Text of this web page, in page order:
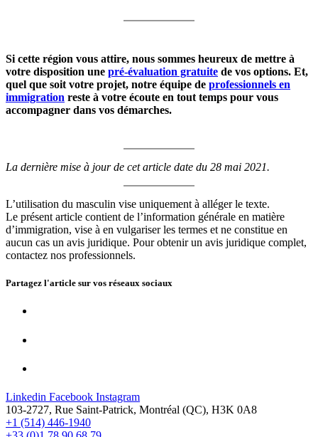
Si cette région vous attire, nous sommes heureux de mettre à
votre disposition une pré-évaluation gratuite de vos options. Et,
quel que soit votre projet, notre équipe de professionnels en
immigration reste à votre écoute en tout temps pour vous
accompagner dans vos démarches.
La dernière mise à jour de cet article date du 28 mai 2021.
L’utilisation du masculin vise uniquement à alléger le texte.
Le présent article contient de l’information générale en matière
d’immigration, vise à en vulgariser les termes et ne constitue en
aucun cas un avis juridique. Pour obtenir un avis juridique complet,
contactez nos professionnels.
Partagez l'article sur vos réseaux sociaux
Linkedin Facebook Instagram
103-2727, Rue Saint-Patrick, Montréal (QC), H3K 0A8
+1 (514) 446-1940